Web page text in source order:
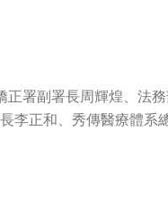
正署副署長周輝煌、法
李正和、秀傳醫療體系